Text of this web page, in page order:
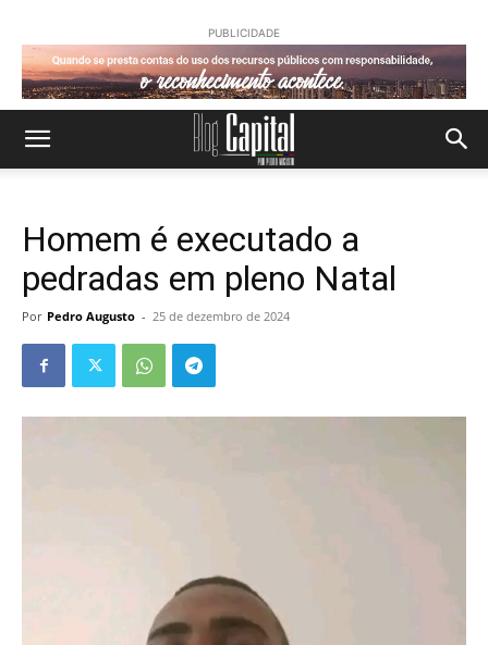
PUBLICIDADE
Homem é executado a
pedradas em pleno Natal
Por Pedro Augusto - 25 de dezembro de 2024